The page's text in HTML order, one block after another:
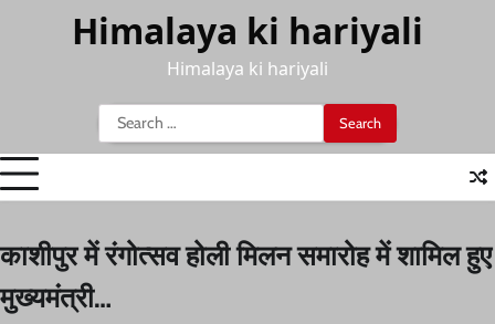
Himalaya ki hariyali
Himalaya ki hariyali
Search
for:
काशीपुर में रंगोत्सव होली मिलन समारोह में शामिल हुए
मुख्यमंत्री…